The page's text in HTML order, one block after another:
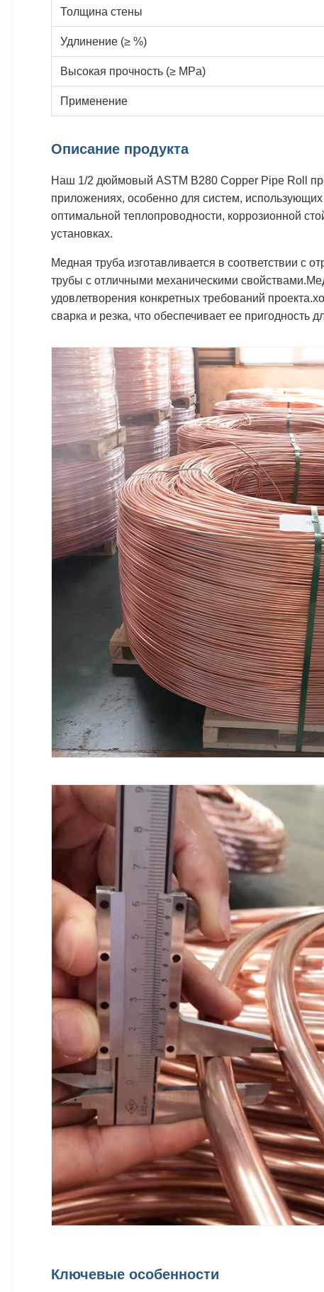
Толщина стены
Удлинение (≥ %)
Высокая прочность (≥ MPa)
Применение
Описание продукта
Наш 1/2 дюймовый ASTM B280 Copper Pipe Roll
приложениях, особенно для систем,
оптимальной теплопроводности, коррозионной
установках.
Медная труба изготавливается в соответствии с
трубы с отличными механическими
удовлетворения конкретных требований
сварка и резка, что обеспечивает ее пригодность
Ключевые особенности